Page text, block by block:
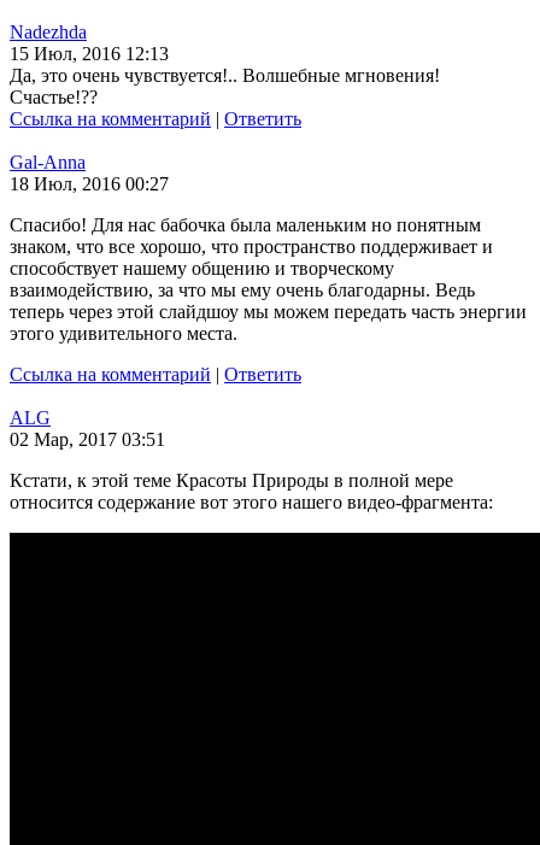
Nadezhda
15 Июл, 2016 12:13
Да, это очень чувствуется!.. Волшебные мгновения!
Счастье!??
Ссылка на комментарий | Ответить
Gal-Anna
18 Июл, 2016 00:27
Спасибо! Для нас бабочка была маленьким но понятным
знаком, что все хорошо, что пространство поддерживает и
способствует нашему общению и творческому
взаимодействию, за что мы ему очень благодарны. Ведь
теперь через этой слайдшоу мы можем передать часть энергии
этого удивительного места.
Ссылка на комментарий | Ответить
ALG
02 Мар, 2017 03:51
Кстати, к этой теме Красоты Природы в полной мере
относится содержание вот этого нашего видео-фрагмента: